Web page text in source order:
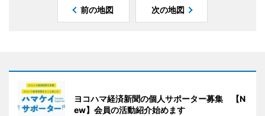
前の地図 次の地図
ヨコハマ経済新聞の個人サポーター募集 【N
ew】会員の活動紹介始めます